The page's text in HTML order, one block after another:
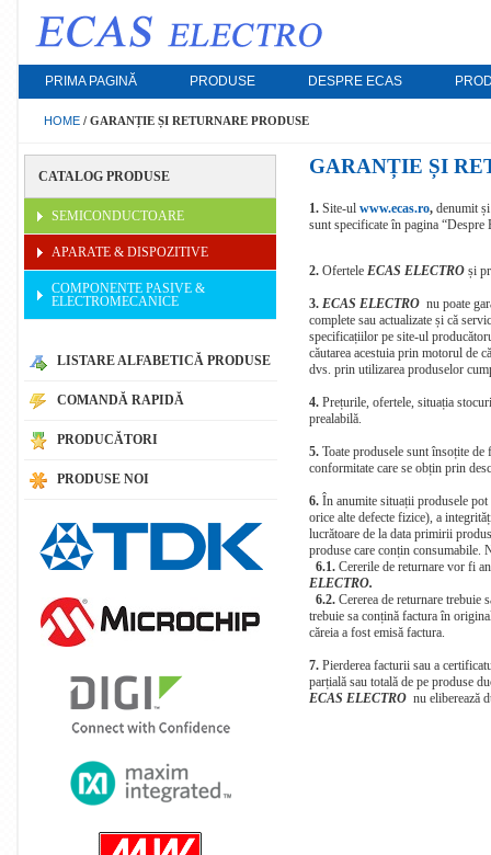
PRIMA PAGINĂ PRODUSE
ELECTROMECANICE
Rezistoare, Trimere, Potentiometre, Condensatoare
Bobine, Transformatoare, Cristale cuart, Rezonatoare
Sigurante, Comutatoare, Relee
Sonde de test, Pini de contact, Conectori, Blocuri
Cabluri, Placi de circuit imprimat, Carcase, Materiale
Electroacustice, Indicatoare luminoase
Incarcatoare,
imprimare OEM
Literatura tehnica
Motoare &
Iluminare cu LED
Echipamente de
Unelte de mana
DESPRE ECAS
HOME / GARANȚIE ȘI RETURNARE PRODUSE
CATALOG PRODUSE
SEMICONDUCTOARE
APARATE & DISPOZITIVE
COMPONENTE PASIVE &
ELECTROMECANICE
LISTARE ALFABETICĂ PRODUSE
COMANDĂ RAPIDĂ
PRODUCĂTORI
PRODUSE NOI
GARANȚIE ȘI
1.Site-ul www.ecas.ro,denumit
sunt specificate în pagina “Despre
2.Ofertele ECAS ELECTRO și
3. ECAS ELECTRO nu poate
complete sau actualizate și că
specificațiilor pe site-ul
căutarea acestuia prin motorul de
dvs. prin utilizarea produselor
4.Prețurile, ofertele, situația
prealabilă.
5.Toate produsele sunt însoțite de
conformitate care se obțin prin
6.În anumite situații produsele pot
orice alte defecte fizice), a
lucrătoare de la data primirii
produse care conțin consumabile.
6.1.Cererile de returnare vor fi
ELECTRO.
6.2.Cererea de returnare trebuie
trebuie sa conțină factura în
căreia a fost emisă factura.
7.Pierderea facturii sau a
parțială sau totală de pe produse
ECAS ELECTRO nu eliberează